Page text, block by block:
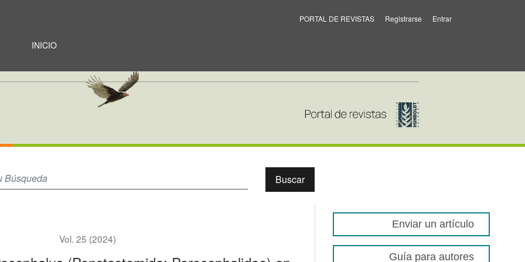
en Bothrops asper (Viperidae) en Ecuador
INICIO
PORTAL DE REVISTAS Registrarse Entrar
Buscar
Vol. 25 (2024)
Enviar un artículo
Guía para autores